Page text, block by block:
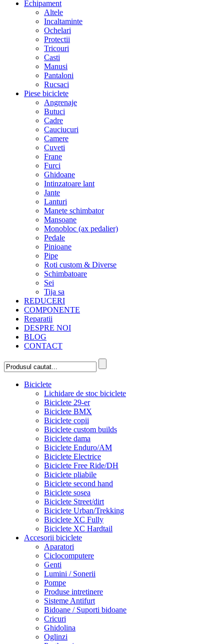
Echipament
Altele
Incaltaminte
Ochelari
Protectii
Tricouri
Casti
Manusi
Pantaloni
Rucsaci
Piese biciclete
Angrenaje
Butuci
Cadre
Cauciucuri
Camere
Cuveti
Frane
Furci
Ghidoane
Intinzatoare lant
Jante
Lanturi
Manete schimbator
Mansoane
Monobloc (ax pedalier)
Pedale
Pinioane
Pipe
Roti custom & Diverse
Schimbatoare
Sei
Tija sa
REDUCERI
COMPONENTE
Reparatii
DESPRE NOI
BLOG
CONTACT
Biciclete
Lichidare de stoc biciclete
Biciclete 29-er
Biciclete BMX
Biciclete copii
Biciclete custom builds
Biciclete dama
Biciclete Enduro/AM
Biciclete Electrice
Biciclete Free Ride/DH
Biciclete pliabile
Biciclete second hand
Biciclete sosea
Biciclete Street/dirt
Biciclete Urban/Trekking
Biciclete XC Fully
Biciclete XC Hardtail
Accesorii biciclete
Aparatori
Ciclocomputere
Genti
Lumini / Sonerii
Pompe
Produse intretinere
Sisteme Antifurt
Bidoane / Suporti bidoane
Cricuri
Ghidolina
Oglinzi